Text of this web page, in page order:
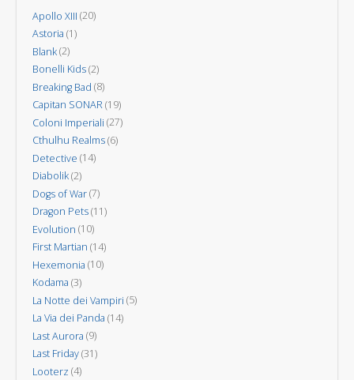
Apollo XIII (20)
Astoria (1)
Blank(2)
Bonelli Kids(2)
Breaking Bad (8)
Capitan SONAR(19)
Coloni Imperiali (27)
Cthulhu Realms(6)
Detective (14)
Diabolik(2)
Dogs of War(7)
Dragon Pets(11)
Evolution (10)
First Martian (14)
Hexemonia (10)
Kodama (3)
La Notte dei Vampiri (5)
La Via dei Panda (14)
Last Aurora (9)
Last Friday(31)
Looterz (4)